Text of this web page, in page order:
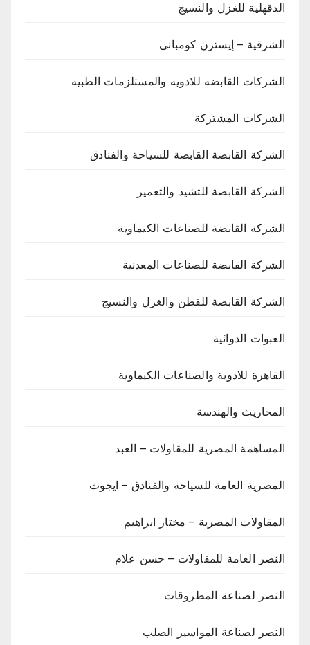
الدقهلية للغزل والنسيج
الشرقية – إيسترن كومبانى
الشركات القابضه للادويه والمستلزمات الطبيه
الشركات المشتركة
الشركة القابضة القابضة للسياحة والفنادق
الشركة القابضة للتشيد والتعمير
الشركة القابضة للصناعات الكيماوية
الشركة القابضة للصناعات المعدنية
الشركة القابضة للقطن والغزل والنسيج
العبوات الدوائية
القاهرة للادوية والصناعات الكيماوية
المحاريث والهندسة
المساهمة المصرية للمقاولات – العبد
المصرية العامة للسياحة والفنادق – ايجوث
المقاولات المصرية – مختار ابراهيم
النصر العامة للمقاولات – حسن علام
النصر لصناعة المطروقات
النصر لصناعة المواسير الصلب